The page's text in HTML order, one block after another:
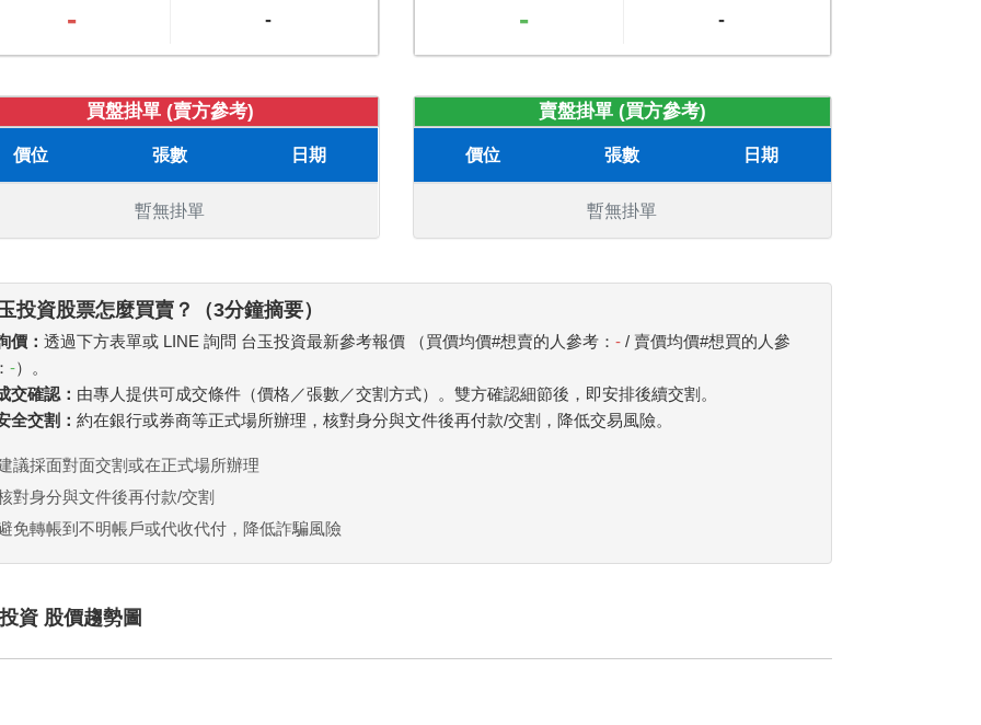
- - - -
買盤掛單 (賣方參考)
價位 張數 日期
暫無掛單
賣盤掛單 (買方參考)
價位 張數 日期
暫無掛單
投資股票怎麼買賣？（3分鐘摘要）
價：透過下方表單或 LINE 詢問 台玉投資最新參考報價 （買價均價#想賣的人參考：- / 賣價均價#想買的人參
-）。
交確認： 由專人提供可成交條件（價格／張數／交割方式）。雙方確認細節後，即安排後續交割。
全交割：約在銀行或券商等正式場所辦理，核對身分與文件後再付款/交割，降低交易風險。
議採面對面交割或在正式場所辦理
對身分與文件後再付款/交割
免轉帳到不明帳戶或代收代付，降低詐騙風險
資 股價趨勢圖